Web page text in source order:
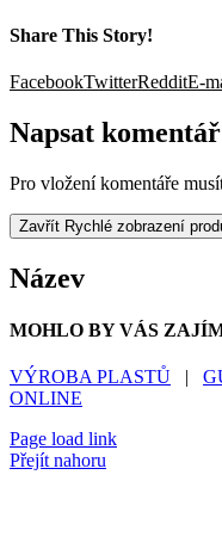
Share This Story!
FacebookTwitterRedditE-
Napsat komentář
Pro vložení komentáře
Zavřít Rychlé zobrazení
Název
MOHLO BY VÁS
VÝROBA PLASTŮ |
ONLINE
Page load link
Přejít nahoru